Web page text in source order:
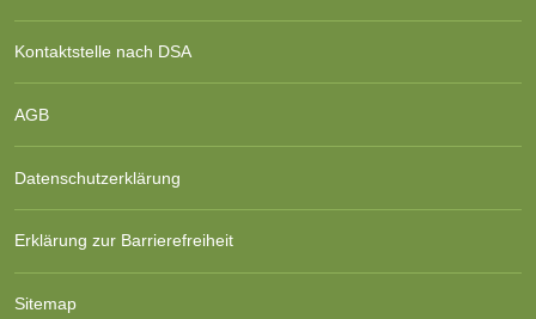
Kontaktstelle nach DSA
AGB
Datenschutzerklärung
Erklärung zur Barrierefreiheit
Sitemap